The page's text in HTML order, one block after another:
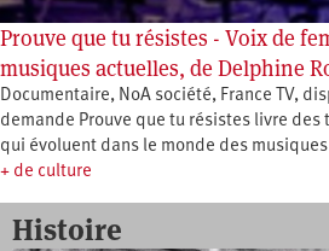
Prouve que tu résistes - Voix de
musiques actuelles, de Delphine
Documentaire, NoA société, France TV,
demande Prouve que tu résistes livre des
qui évoluent dans le monde des
+ de culture
Histoire